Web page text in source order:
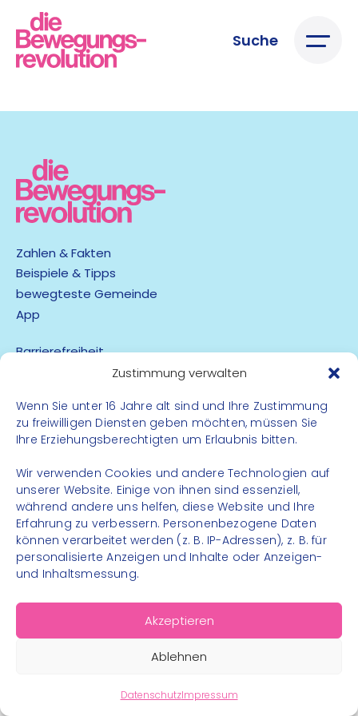
Zustimmung verwalten
Wenn Sie unter 16 Jahre alt sind und Ihre Zustimmung
zu freiwilligen Diensten geben möchten, müssen Sie
Ihre Erziehungsberechtigten um Erlaubnis bitten.
Wir verwenden Cookies und andere Technologien auf
unserer Website. Einige von ihnen sind essenziell,
während andere uns helfen, diese Website und Ihre
Erfahrung zu verbessern. Personenbezogene Daten
können verarbeitet werden (z. B. IP-Adressen), z. B. für
personalisierte Anzeigen und Inhalte oder Anzeigen-
und Inhaltsmessung.
Akzeptieren
Ablehnen
DatenschutzImpressum
Suche
Zahlen & Fakten
Beispiele & Tipps
bewegteste Gemeinde
App
Barrierefreiheit
Kontakt
Instagram
Facebook
© 2026 – Bewegungsland Steiermark gGmbH - Alle